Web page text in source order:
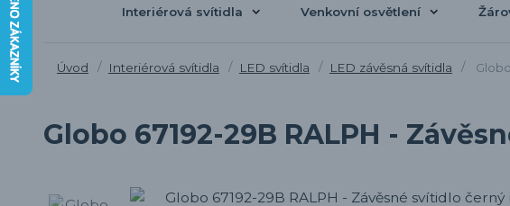
Interiérová svítidla Venkovní osvětlení
Úvod Interiérová svítidla LED svítidla LED závěsná svítidla
Globo 67192-29B RALPH -